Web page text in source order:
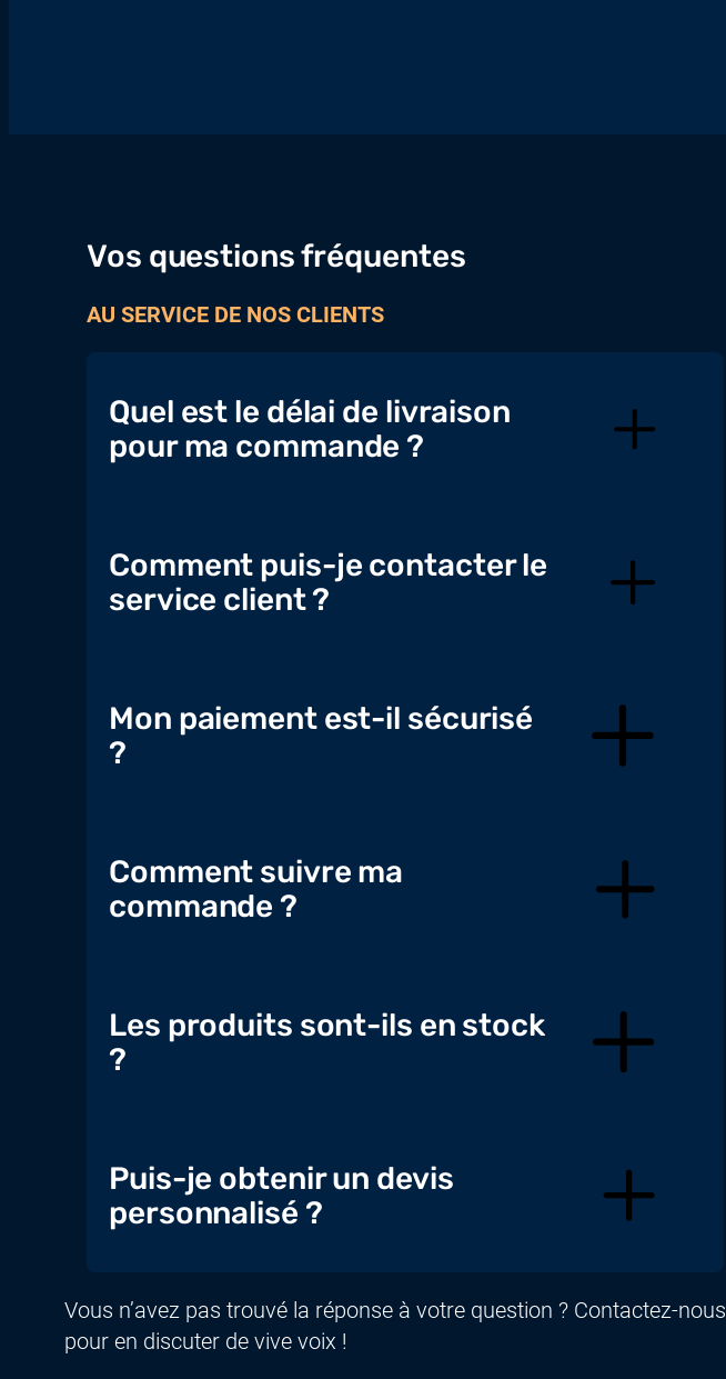
Vos questions fréquentes
AU SERVICE DE NOS CLIENTS
Quel est le délai de livraison
pour ma commande ?
Comment puis-je contacter le
service client ?
Mon paiement est-il sécurisé
?
Comment suivre ma
commande ?
Les produits sont-ils en stock
?
Puis-je obtenir un devis
personnalisé ?
Vous n’avez pas trouvé la réponse à votre question ? Contactez-nous
pour en discuter de vive voix !